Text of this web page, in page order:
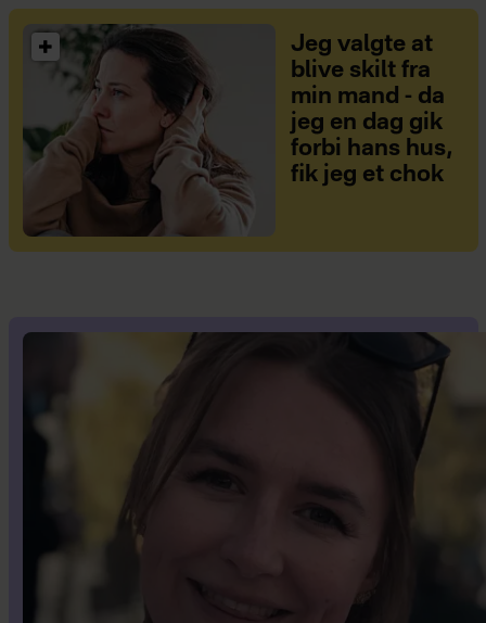
Jeg valgte at
blive skilt fra
min mand - da
jeg en dag gik
forbi hans hus,
fik jeg et chok